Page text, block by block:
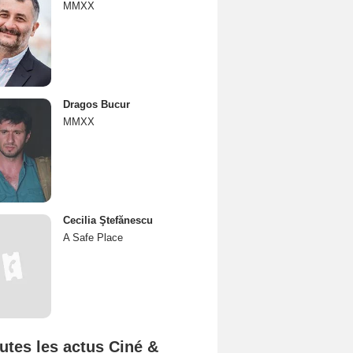
MMXX
Dragos Bucur
MMXX
Cecilia Ştefănescu
A Safe Place
les actus Ciné &